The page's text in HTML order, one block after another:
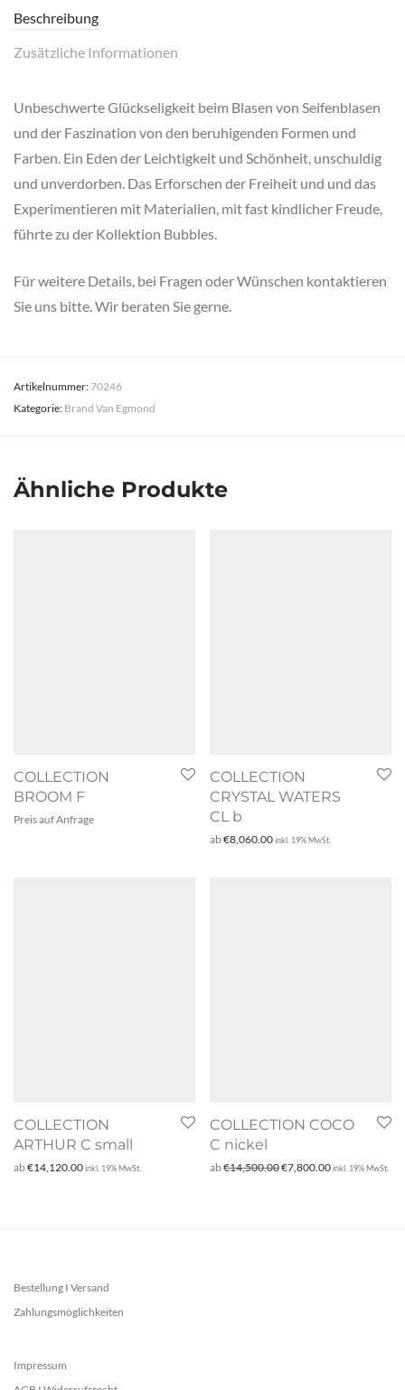
Beschreibung
Zusätzliche Informationen
Unbeschwerte Glückseligkeit beim Blasen von Seifenblasen
und der Faszination von den beruhigenden Formen und
Farben. Ein Eden der Leichtigkeit und Schönheit, unschuldig
und unverdorben. Das Erforschen der Freiheit und und das
Experimentieren mit Materialien, mit fast kindlicher Freude,
führte zu der Kollektion Bubbles.
Für weitere Details, bei Fragen oder Wünschen kontaktieren
Sie uns bitte. Wir beraten Sie gerne.
Artikelnummer:70246
Kategorie: Brand Van Egmond
Ähnliche Produkte
COLLECTION
BROOM F
Preis auf Anfrage
COLLECTION
CRYSTAL WATERS
CL b
ab€8,060.00inkl. 19% MwSt.
COLLECTION
ARTHUR C small
ab€14,120.00inkl. 19% MwSt.
COLLECTION COCO
C nickel
ab€14,500.00Ursprünglicher Preis
€7,800.00Aktueller Preis
inkl. 19% MwSt.
Bestellung I Versand
Zahlungsmöglichkeiten
Impressum